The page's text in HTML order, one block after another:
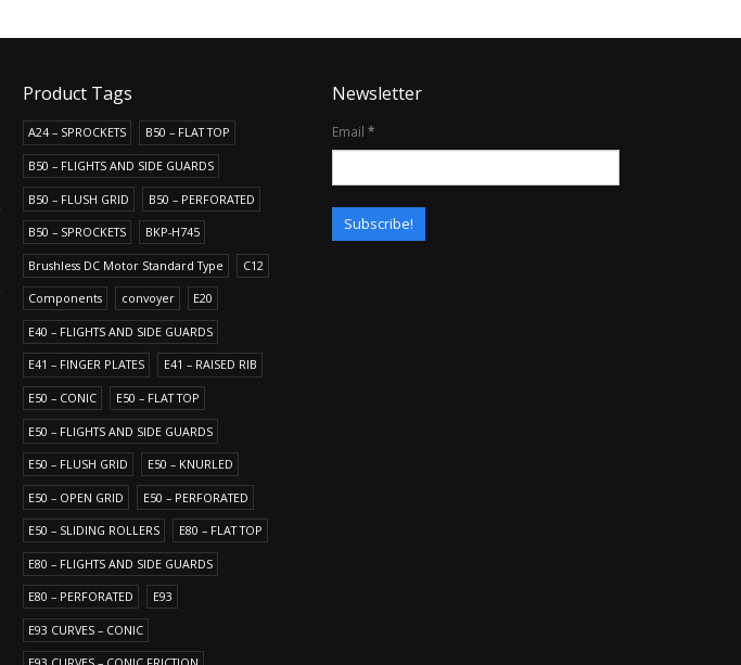
Product Tags
A24 – SPROCKETS B50 – FLAT TOP
B50 – FLIGHTS AND SIDE GUARDS
B50 – FLUSH GRID B50 – PERFORATED
B50 – SPROCKETS BKP-H745
Brushless DC Motor Standard Type C12
Components convoyer E20
E40 – FLIGHTS AND SIDE GUARDS
E41 – FINGER PLATES E41 – RAISED RIB
E50 – CONIC E50 – FLAT TOP
E50 – FLIGHTS AND SIDE GUARDS
E50 – FLUSH GRID E50 – KNURLED
E50 – OPEN GRID E50 – PERFORATED
E50 – SLIDING ROLLERS E80 – FLAT TOP
E80 – FLIGHTS AND SIDE GUARDS
E80 – PERFORATED E93
E93 CURVES – CONIC
Newsletter
Email *